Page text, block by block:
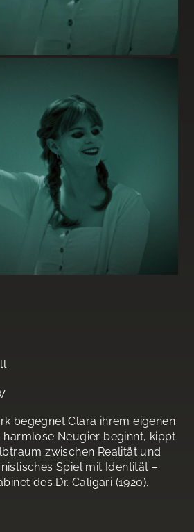
begegnet Clara ihrem eigenen
harmlose Neugier beginnt, kippt
zwischen Realität und
Spiel mit Identität –
des Dr. Caligari (1920).